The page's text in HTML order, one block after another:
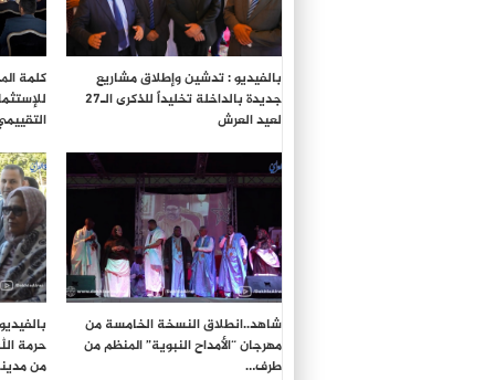
بالفيديو : تدشين وإطلاق مشاريع
جديدة بالداخلة تخليداً للذكرى الـ27
لعيد العرش
كلمة
شاهد..انطلاق النسخة الخامسة من
مهرجان “الأمداح النبوية” المنظم من
طرف…
حرمة
من